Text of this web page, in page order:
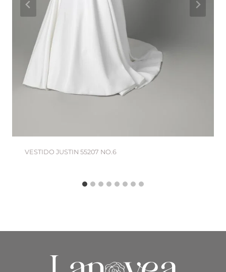
VESTIDO JUSTIN 55207 NO.6